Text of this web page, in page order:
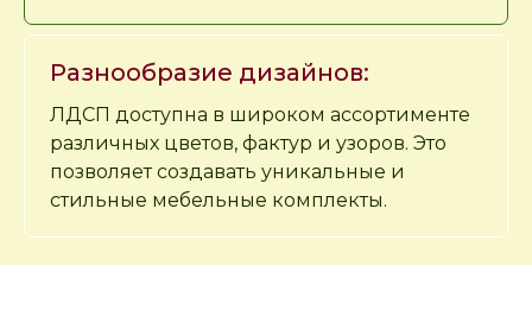
Разнообразие дизайнов:
ЛДСП доступна в широком ассортименте
различных цветов, фактур и узоров. Это
позволяет создавать уникальные и
стильные мебельные комплекты.